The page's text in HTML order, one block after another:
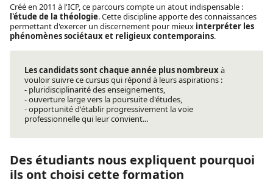
Créé en 2011 à l'ICP, ce parcours compte un atout indispensable :
l'étude de la théologie. Cette discipline apporte des connaissances
permettant d'exercer un discernement pour mieux interpréter les
phénomènes sociétaux et religieux contemporains.
Les candidats sont chaque année plus nombreuxà
vouloir suivre ce cursus qui répond à leurs aspirations :
- pluridisciplinarité des enseignements,
- ouverture large vers la poursuite d'études,
- opportunité d'établir progressivement la voie
professionnelle qui leur convient...
Des étudiants nous expliquent pourquoi
ils ont choisi cette formation